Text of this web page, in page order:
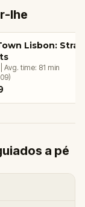
lhe
Lisbon:
Avg. time: 81 min
)
a pé